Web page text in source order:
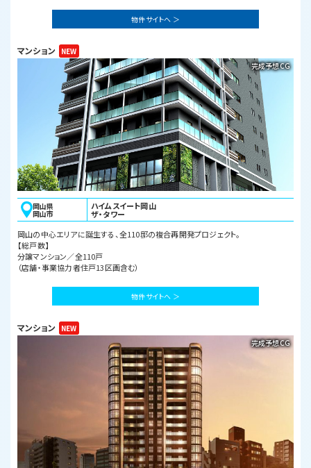
物件サイトへ ＞
マンション
完成予想CG
岡山県
岡山市
ハイムスイート岡山
ザ・タワー
岡山の中心エリアに誕生する、全110邸の複合再開発プロジェクト。
【総戸数】
分譲マンション／全110戸
（店舗・事業協力者住戸13区画含む）
物件サイトへ ＞
マンション
完成予想CG